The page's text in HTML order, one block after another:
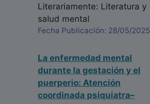
Literariamente: Literatura y
salud mental
Fecha Publicación: 28/05/2025
La enfermedad mental
durante la gestación y el
puerperio: Atención
coordinada psiquiatra–